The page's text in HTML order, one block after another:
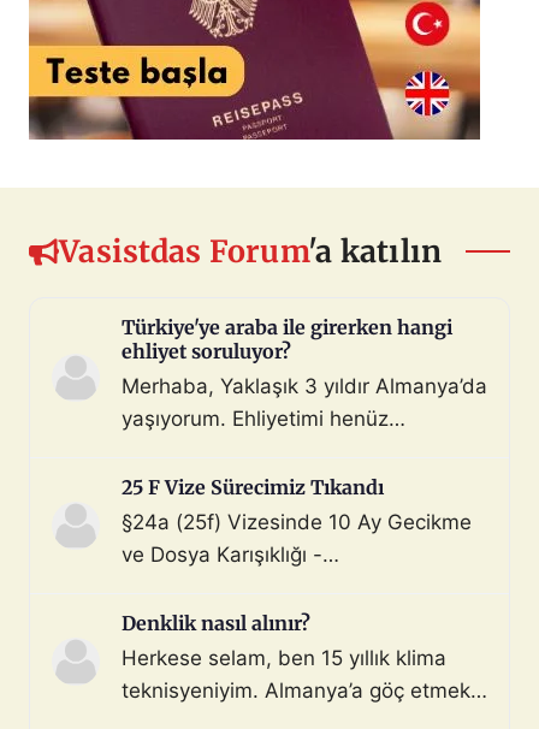
Vasistdas Forum'a katılın
Türkiye'ye araba ile girerken hangi
ehliyet soruluyor?
Merhaba, Yaklaşık 3 yıldır Almanya’da
yaşıyorum. Ehliyetimi henüz
çoktan halletmem gerekiyordu ama
maalesef yapmadım). Diyelim ki bir
araç satın aldım ve gerekli tüm
ehliyeti olan biri aracı kullanarak beni
Türkiye sınır […]
25 F Vize Sürecimiz Tıkandı
§24a (25f) Vizesinde 10 Ay Gecikme
ve Dosya Karışıklığı -
Merhaba, §24a BeschV (Profesyonel
Sürücü) vize sürecimizde 10 ayı
geride bıraktık ve çıkmaza girdik.
Denklik nasıl alınır?
Herkese selam, ben 15 yıllık klima
teknisyeniyim. Almanya’a göç etmek